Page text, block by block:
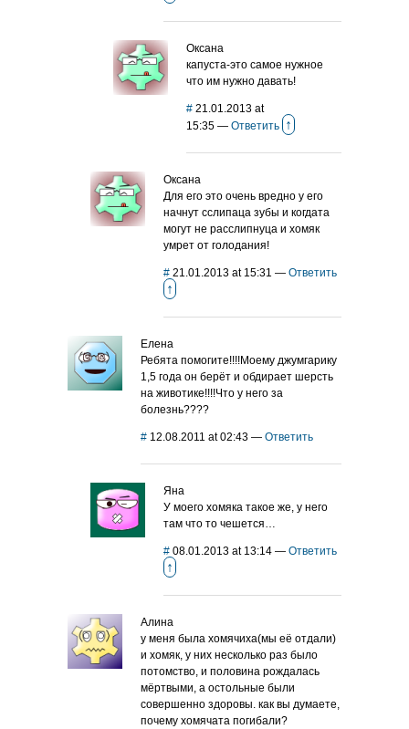
Оксана
капуста-это самое нужное
что им нужно давать!
# 21.01.2013 at
15:35 — Ответить ↑
Оксана
Для его это очень вредно у его
начнут сслипаца зубы и когдата
могут не расслипнуца и хомяк
умрет от голодания!
# 21.01.2013 at 15:31 — Ответить
↑
Елена
Ребята помогите!!!!Моему джумгарику
1,5 года он берёт и обдирает шерсть
на животике!!!!Что у него за
болезнь????
# 12.08.2011 at 02:43 — Ответить
Яна
У моего хомяка такое же, у него
там что то чешется…
# 08.01.2013 at 13:14 — Ответить
↑
Алина
у меня была хомячиха(мы её отдали)
и хомяк, у них несколько раз было
потомство, и половина рождалась
мёртвыми, а остольные были
совершенно здоровы. как вы думаете,
почему хомячата погибали?